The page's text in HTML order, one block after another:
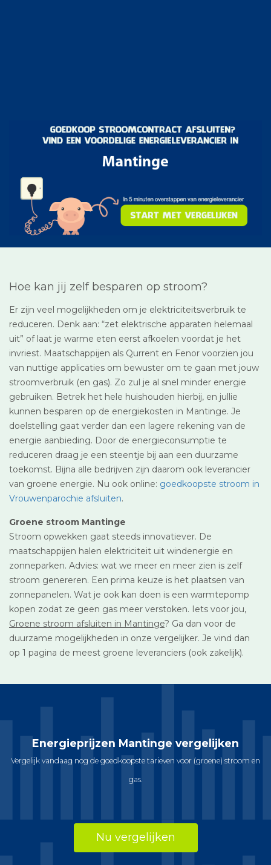
Hoe kan jij zelf besparen op stroom?
Er zijn veel mogelijkheden om je elektriciteitsverbruik te
reduceren. Denk aan: “zet elektrische apparaten helemaal
uit” of laat je warme eten eerst afkoelen voordat je het
invriest. Maatschappijen als Qurrent en Fenor voorzien jou
van nuttige applicaties om bewuster om te gaan met jouw
stroomverbruik (en gas). Zo zul je al snel minder energie
gebruiken. Betrek het hele huishouden hierbij, en jullie
kunnen besparen op de energiekosten in Mantinge. Je
doelstelling gaat verder dan een lagere rekening van de
energie aanbieding. Door de energieconsumptie te
reduceren draag je een steentje bij aan een duurzame
toekomst. Bijna alle bedrijven zijn daarom ook leverancier
van groene energie. Nu ook online: goedkoopste stroom in
Vrouwenparochie afsluiten.
Groene stroom Mantinge
Stroom opwekken gaat steeds innovatiever. De
maatschappijen halen elektriciteit uit windenergie en
zonneparken. Advies: wat we meer en meer zien is zelf
stroom genereren. Een prima keuze is het plaatsen van
zonnepanelen. Wat je ook kan doen is een warmtepomp
kopen zodat ze geen gas meer verstoken. Iets voor jou,
Groene stroom afsluiten in Mantinge? Ga dan voor de
duurzame mogelijkheden in onze vergelijker. Je vind dan
op 1 pagina de meest groene leveranciers (ook zakelijk).
Energieprijzen Mantinge vergelijken
Vergelijk vandaag nog de goedkoopste tarieven voor (groene) stroom en
gas.
Nu vergelijken